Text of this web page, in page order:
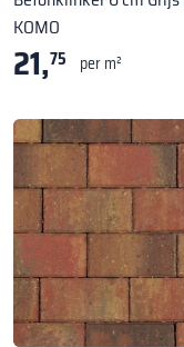
KOMO
21,75 per m²